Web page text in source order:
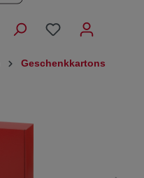
Geschenkkartons